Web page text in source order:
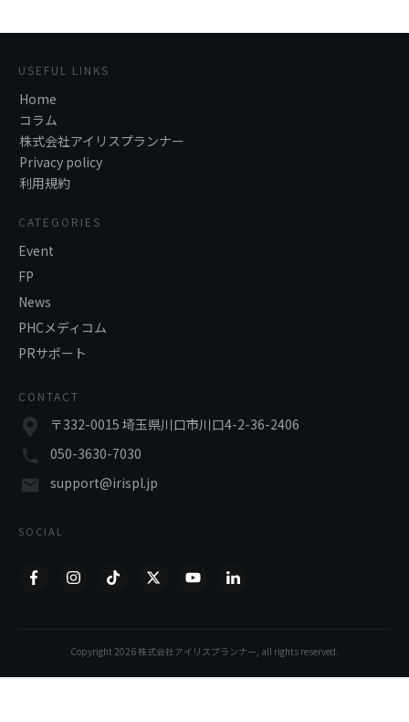
USEFUL LINKS
Home
コラム
株式会社アイリスプランナー
Privacy policy
利用規約
CATEGORIES
Event
FP
News
PHCメディコム
PRサポート
CONTACT
〒332-0015 埼玉県川口市川口4-2-36-2406
050-3630-7030
support@irispl.jp
SOCIAL
Copyright2026株式会社アイリスプランナー, all rights reserved.